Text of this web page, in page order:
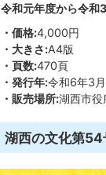
令和元年度から令和
・価格:4,000円
・大きさ:A4版
・頁数:470頁
・発行年:令和6年3月
・販売場所:湖西市役
湖西の文化第54